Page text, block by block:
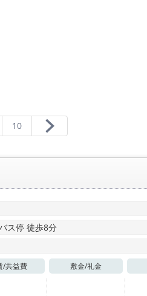
10
ス停 徒歩8分
/共益費 敷金/礼金